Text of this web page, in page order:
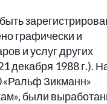
графически и
и услуг других
декабря 1988 г.).
«Ральф Зикманн»
были